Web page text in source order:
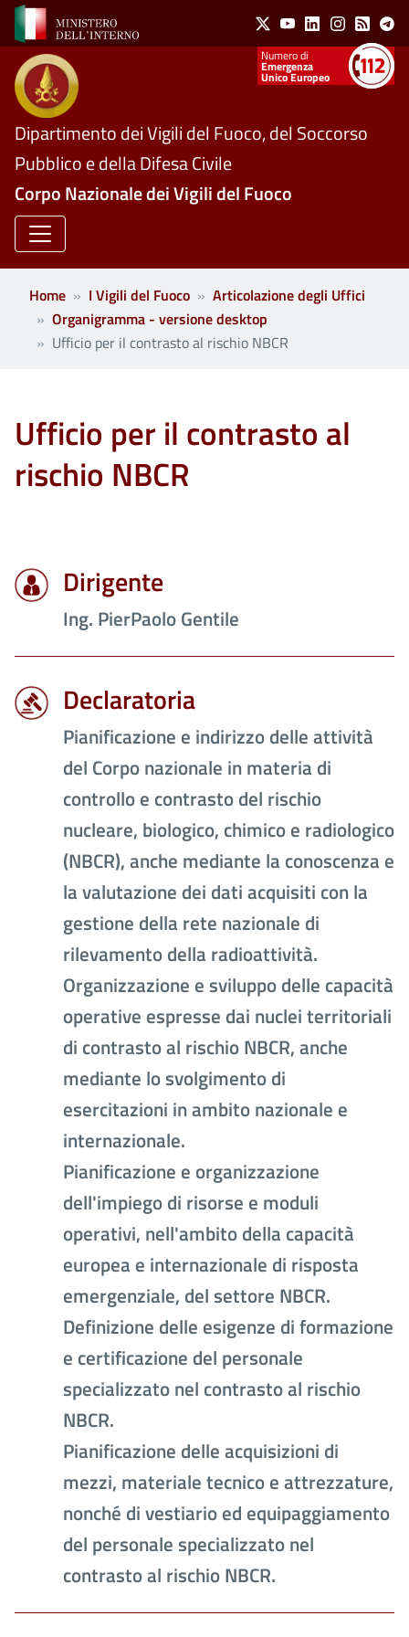
Salta al contenuto principale Social Menu
X YoutubeLinkedinInstagram
Feed
Numeri utili
Emergenza
Unico Europeo
Dipartimento dei Vigili del Fuoco, del Soccorso
Pubblico e della Difesa Civile
Corpo Nazionale dei Vigili del Fuoco
Home I Vigili del Fuoco
Articolazione degli Uffici
Organigramma - versione desktop
Ufficio per il contrasto al rischio NBCR
Ufficio per il contrasto al
rischio NBCR
Dirigente
Ing. PierPaolo Gentile
Declaratoria
Pianificazione e indirizzo delle attività
del Corpo nazionale in materia di
controllo e contrasto del rischio
nucleare, biologico, chimico e radiologico
(NBCR), anche mediante la conoscenza e
la valutazione dei dati acquisiti con la
gestione della rete nazionale di
rilevamento della radioattività.
Organizzazione e sviluppo delle capacità
operative espresse dai nuclei territoriali
di contrasto al rischio NBCR, anche
mediante lo svolgimento di
esercitazioni in ambito nazionale e
internazionale.
Pianificazione e organizzazione
dell'impiego di risorse e moduli
operativi, nell'ambito della capacità
europea e internazionale di risposta
emergenziale, del settore NBCR.
Definizione delle esigenze di formazione
e certificazione del personale
specializzato nel contrasto al rischio
NBCR.
Pianificazione delle acquisizioni di
mezzi, materiale tecnico e attrezzature,
nonché di vestiario ed equipaggiamento
del personale specializzato nel
contrasto al rischio NBCR.